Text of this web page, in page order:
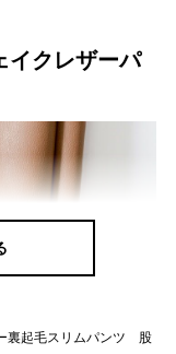
イクレザーパ
裏起毛スリムパンツ 股